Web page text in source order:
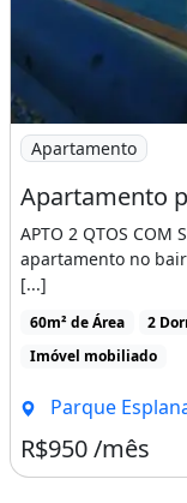
Imagem:
Apartamento
APTO 2 QTOS COM
apartamento no
[...]
60m² de Área 2
Imóvel mobiliado
Parque
R$950 /mês